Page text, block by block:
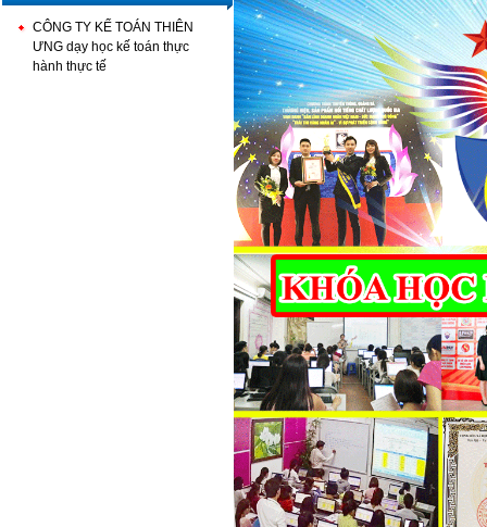
CÔNG TY KẾ TOÁN THIÊN
ƯNG dạy học kế toán thực
hành thực tế